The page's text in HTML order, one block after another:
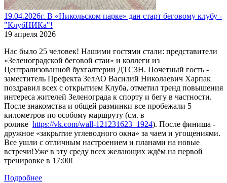
19.04.2026г. В «Никольском парке» дан старт беговому клубу -
"КлубНИКа"!
19 апреля 2026
Нас было 25 человек! Нашими гостями стали: представители
«Зеленоградской беговой стаи» и коллеги из
Централизованной бухгалтерии ДТСЗН. Почетный гость -
заместитель Префекта ЗелАО Василий Николаевич Харпак
поздравил всех с открытием Клуба, отметил тренд повышения
интереса жителей Зеленограда к спорту и бегу в частности.
После знакомства и общей разминки все пробежали 5
километров по особому маршруту (см. в
ролике https://vk.com/wall-121231623_1924). После финиша -
дружное «закрытие углеводного окна» за чаем и угощениями.
Все ушли с отличным настроением и планами на новые
встречи!Уже в эту среду всех желающих ждём на первой
тренировке в 17:00!
Подробнее